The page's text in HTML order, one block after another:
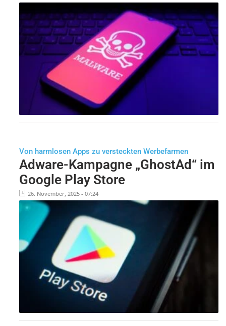
Von harmlosen Apps zu versteckten Werbefarmen
Adware-Kampagne „GhostAd“ im
Google Play Store
26. November, 2025 - 07:24